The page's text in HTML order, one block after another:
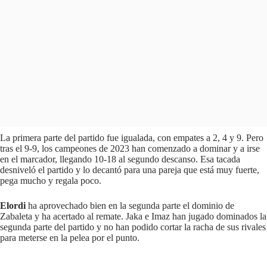
La primera parte del partido fue igualada, con empates a 2, 4 y 9. Pero
tras el 9-9, los campeones de 2023 han comenzado a dominar y a irse
en el marcador, llegando 10-18 al segundo descanso. Esa tacada
desniveló el partido y lo decantó para una pareja que está muy fuerte,
pega mucho y regala poco.
Elordi ha aprovechado bien en la segunda parte el dominio de
Zabaleta y ha acertado al remate. Jaka e Imaz han jugado dominados la
segunda parte del partido y no han podido cortar la racha de sus rivales
para meterse en la pelea por el punto.